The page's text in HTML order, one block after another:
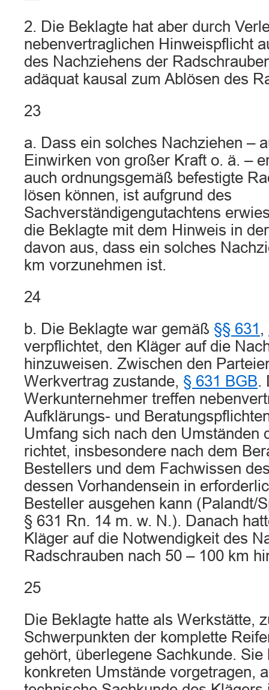
2. Die Beklagte hat aber durch
nebenvertraglichen Hinweispflicht
des Nachziehens der
adäquat kausal zum Ablösen des
23
a. Dass ein solches Nachziehen –
Einwirken von großer Kraft o. ä. –
auch ordnungsgemäß befestigte
lösen können, ist aufgrund des
Sachverständigengutachtens
die Beklagte mit dem Hinweis in
davon aus, dass ein solches
km vorzunehmen ist.
24
b. Die Beklagte war gemäß §§ 631 ,
verpflichtet, den Kläger auf die
hinzuweisen. Zwischen den
Werkvertrag zustande, § 631 BGB.
Werkunternehmer treffen
Aufklärungs- und
Umfang sich nach den Umständen
richtet, insbesondere nach dem
Bestellers und dem Fachwissen
dessen Vorhandensein in
Besteller ausgehen kann (Palandt/
§ 631 Rn. 14 m. w. N.). Danach
Kläger auf die Notwendigkeit des
Radschrauben nach 50 – 100 km
25
Die Beklagte hatte als Werkstätte,
Schwerpunkten der komplette
gehört, überlegene Sachkunde. Sie
konkreten Umstände vorgetragen,